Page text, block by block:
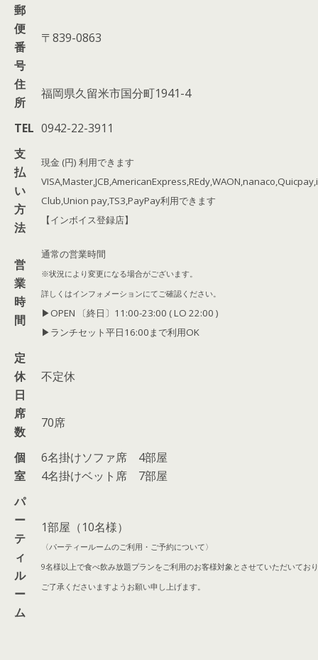
郵
便
番
号
〒839-0863
住
所
福岡県久留米市国分町1941-4
TEL 0942-22-3911
支
払
い
方
法
現金 (円) 利用できます
Club,Union pay,TS3,PayPay利用できます
【インボイス登録店】
営
業
時
間
通常の営業時間
※状況により変更になる場合がございます。
詳しくはインフォメーションにてご確認ください。
▶︎OPEN 〔終日〕 11:00-23:00 ( LO 22:00 )
▶︎ランチセット平日16:00まで利用OK
定
休
日
不定休
席
数
70席
個
室
6名掛けソファ席 4部屋
4名掛けベット席 7部屋
パ
ー
テ
ィ
ル
ー
ム
1部屋（10名様）
〈パーティールームのご利用・ご予約について〉
9名様以上で食べ飲み放題プランをご利用のお客様対象とさせていただいてお
ご了承くださいますようお願い申し上げます。